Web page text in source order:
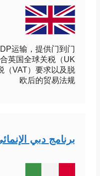
运输，提供门到门
合英国全球关税（UK
（VAT）要求以及脱
欧后的贸易法规
برنامج دبي الإنمائي